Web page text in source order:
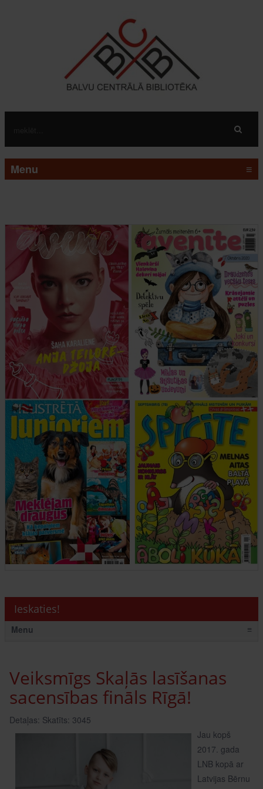
Menu ≡
Ieskaties!
Menu ≡
Veiksmīgs Skaļās lasīšanas
sacensības fināls Rīgā!
Detaļas: Skatīts: 3045
Jau kopš
2017. gada
LNB kopā ar
Latvijas Bērnu